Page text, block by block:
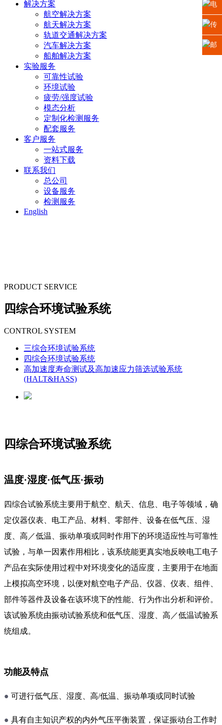
解决方案
航空解决方案
航天解决方案
轨道交通解决方案
汽车解决方案
船舶解决方案
实验服务
可靠性试验
环境试验
疲劳/强度试验
模态分析
定制化检测服务
配套服务
客户服务
一站式服务
资料下载
联系我们
总公司
设备服务
检测服务
English
PRODUCT SERVICE
四综合环境试验系统
CONTROL SYSTEM
三综合环境试验系统
四综合环境试验系统
高加速度寿命测试及高加速应力筛选试验系统
(HALT&HASS)
四综合环境试验系统
温度·湿度·低气压·振动
四综合试验系统主要用于航空、航天、信息、电子等领域，确
定仪器仪表、电工产品、材料、零部件、设备在低气压、湿
度、高／低温、振动单项或同时作用下的环境适应性与可靠性
试验，与单一因素作用相比，该系统能更真实地反映电工电子
产品在实际使用过程中对环境变化的适应度，主要用于在地面
上模拟高空环境，以便对航空电子产品、仪器、仪表、组件、
部件等器件及设备在该环境下的性能、行为作出分析和评价。
该试验系统由振动试验系统和低气压、湿度、高／低温试验系
统组成。
功能及特点
● 可进行低气压、湿度、高/低温、振动单项或同时试验
● 具有自主知识产权的内外气压平衡装置，保证振动台工作时
址：
江苏
省苏
电
话：
0512-
传
真：
邮